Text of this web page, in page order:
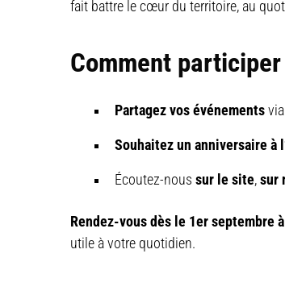
fait battre le cœur du territoire, au
Comment
Partagez vos événements
Souhaitez un anniversaire à
Écoutez-noussur le site,sur
Rendez-vous dès le 1er septembre
utile à votre quotidien.